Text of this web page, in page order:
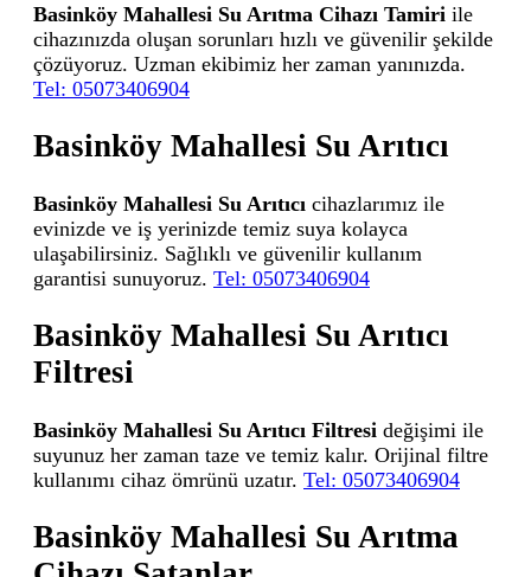
Basinköy Mahallesi Su Arıtma Cihazı Tamiri ile
cihazınızda oluşan sorunları hızlı ve güvenilir şekilde
çözüyoruz. Uzman ekibimiz her zaman yanınızda.
Tel: 05073406904
Basinköy Mahallesi Su Arıtıcı
Basinköy Mahallesi Su Arıtıcı cihazlarımız ile
evinizde ve iş yerinizde temiz suya kolayca
ulaşabilirsiniz. Sağlıklı ve güvenilir kullanım
garantisi sunuyoruz. Tel: 05073406904
Basinköy Mahallesi Su Arıtıcı
Filtresi
Basinköy Mahallesi Su Arıtıcı Filtresi değişimi ile
suyunuz her zaman taze ve temiz kalır. Orijinal filtre
kullanımı cihaz ömrünü uzatır. Tel: 05073406904
Basinköy Mahallesi Su Arıtma